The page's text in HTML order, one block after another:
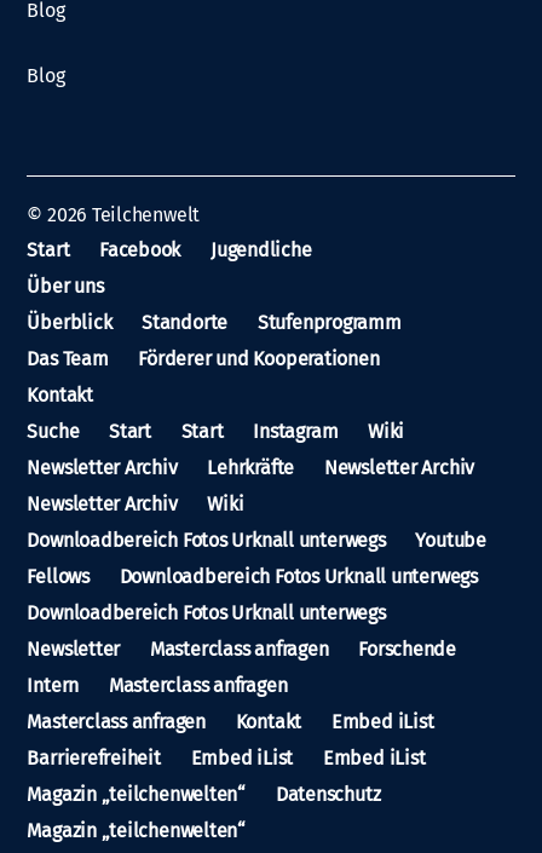
Blog
Blog
© 2026 Teilchenwelt
Start
Facebook
Jugendliche
Über uns
Überblick
Standorte
Stufenprogramm
Das Team
Förderer und Kooperationen
Kontakt
Suche
Start Start Instagram
Wiki
Newsletter Archiv
Lehrkräfte
Newsletter Archiv
Newsletter Archiv
Wiki
Downloadbereich Fotos Urknall unterwegs
Youtube
Fellows
Downloadbereich Fotos Urknall unterwegs
Downloadbereich Fotos Urknall unterwegs
Newsletter
Masterclass anfragen
Forschende
Intern
Masterclass anfragen
Masterclass anfragen
Kontakt
Embed iList
Barrierefreiheit
Embed iList
Embed iList
Magazin „teilchenwelten“
Datenschutz
Magazin „teilchenwelten“